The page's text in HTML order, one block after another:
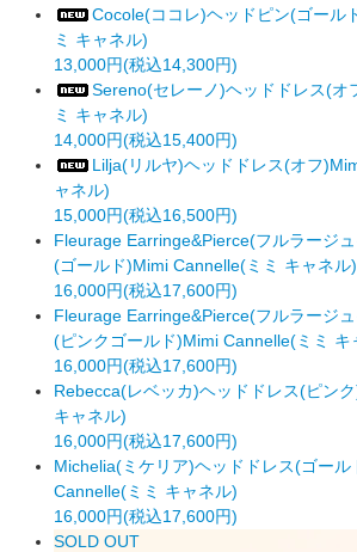
Cocole(ココレ)ヘッドピン(ゴール
ミ キャネル)
13,000円(税込14,300円)
Sereno(セレーノ)ヘッドドレス(オ
ミ キャネル)
14,000円(税込15,400円)
Lilja(リルヤ)ヘッドドレス(オフ
ャネル)
15,000円(税込16,500円)
Fleurage Earringe&Pierce(フルラージ
(ゴールド)Mimi Cannelle(ミミ キャネル)
16,000円(税込17,600円)
Fleurage Earringe&Pierce(フルラージ
(ピンクゴールド)Mimi Cannelle(ミミ キ
16,000円(税込17,600円)
Rebecca(レベッカ)ヘッドドレス(ピン
キャネル)
16,000円(税込17,600円)
Michelia(ミケリア)ヘッドドレス(ゴー
Cannelle(ミミ キャネル)
16,000円(税込17,600円)
SOLD OUT